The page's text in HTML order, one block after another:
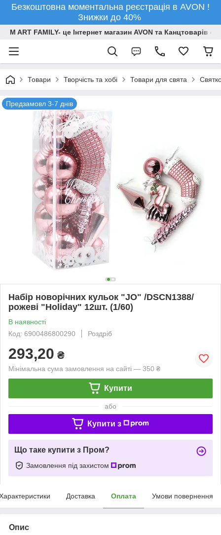
Безкоштовна моментальна реєстрація в AVON !
Знижки до 40%
M ART FAMILY- це Інтернет магазин AVON та Канцтоварів
Товари Творчiсть та хобi Товари для свята
Предзамовл 3-7 днів
Набір новорічних кульок "JO" /DSCN1388/
рожеві "Holiday" 12шт. (1/60)
В наявності
Код: 6900486800290
Роздріб
293,20 ₴
Мінімальна сума замовлення на сайті — 350 ₴
Купити
або
Купити з
Що таке купити з Пром?
Замовлення під захистом
Доставка Оплата Умови повернення
Опис